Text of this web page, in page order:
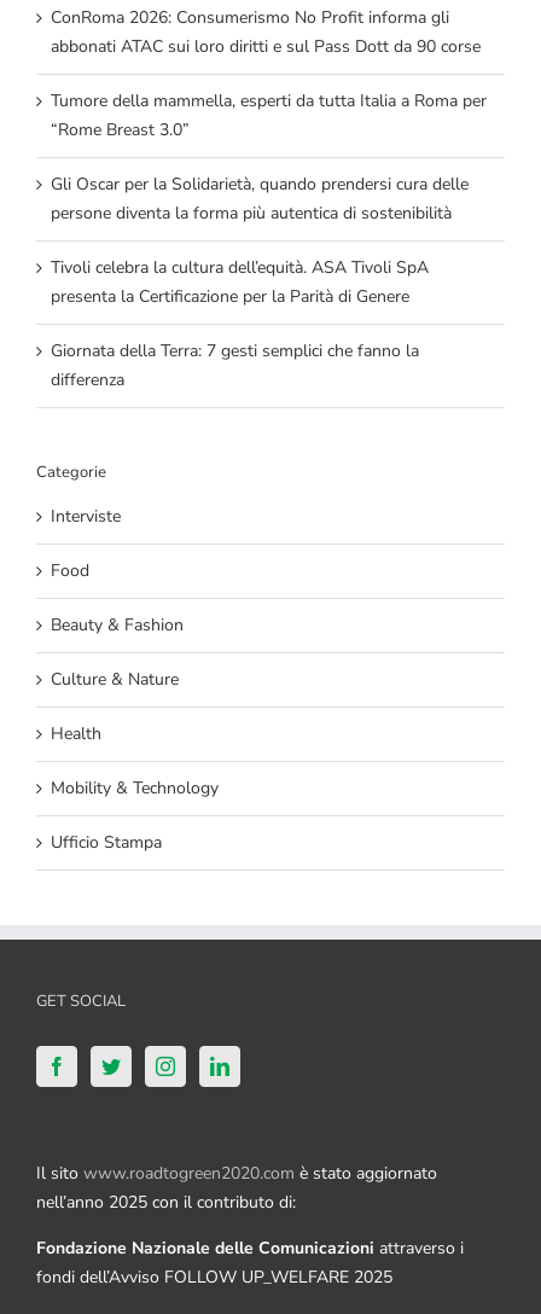
ConRoma 2026: Consumerismo No Profit informa gli
abbonati ATAC sui loro diritti e sul Pass Dott da 90 corse
Tumore della mammella, esperti da tutta Italia a Roma per
“Rome Breast 3.0”
Gli Oscar per la Solidarietà, quando prendersi cura delle
persone diventa la forma più autentica di sostenibilità
Tivoli celebra la cultura dell’equità. ASA Tivoli SpA
presenta la Certificazione per la Parità di Genere
Giornata della Terra: 7 gesti semplici che fanno la
differenza
Categorie
Interviste
Food
Beauty & Fashion
Culture & Nature
Health
Mobility & Technology
Ufficio Stampa
GET SOCIAL
Il sito www.roadtogreen2020.com è stato aggiornato
nell’anno 2025 con il contributo di:
Fondazione Nazionale delle Comunicazioni attraverso i
fondi dell’Avviso FOLLOW UP_WELFARE 2025